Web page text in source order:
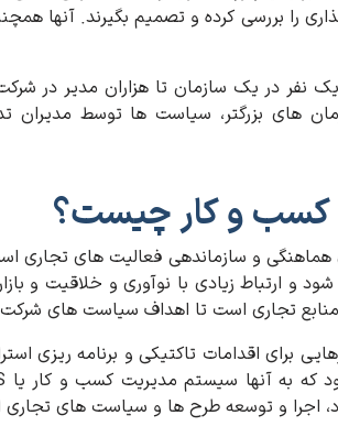
را بررسی کرده و تصمیم بگیرند. آنها
نفر در یک سازمان تا هزاران مدیر در
های بزرگتر، سیاست ها توسط
کسب و کار چیست؟
و سازماندهی فعالیت های تجاری
و ارتباط زیادی با نوآوری و خلاقیت و
منابع تجاری است تا اهداف سیاست های
برای اقدامات تاکتیکی و برنامه ریزی
اجرا و توسعه طرح ها و سیاست های